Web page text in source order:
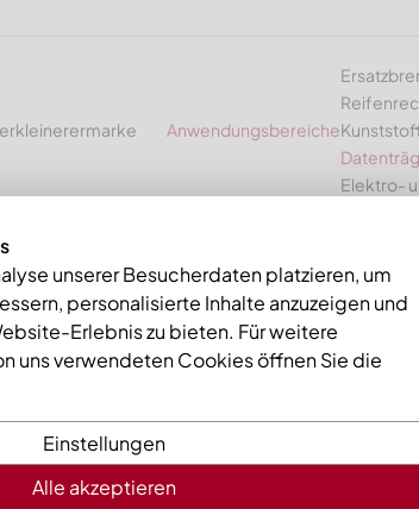
Anwendungsbereiche
Elektro-
unserer Besucherdaten platzieren, um
personalisierte Inhalte anzuzeigen und
Erlebnis zu bieten. Für weitere
uns verwendeten Cookies öffnen Sie die
Einstellungen
Alle akzeptieren